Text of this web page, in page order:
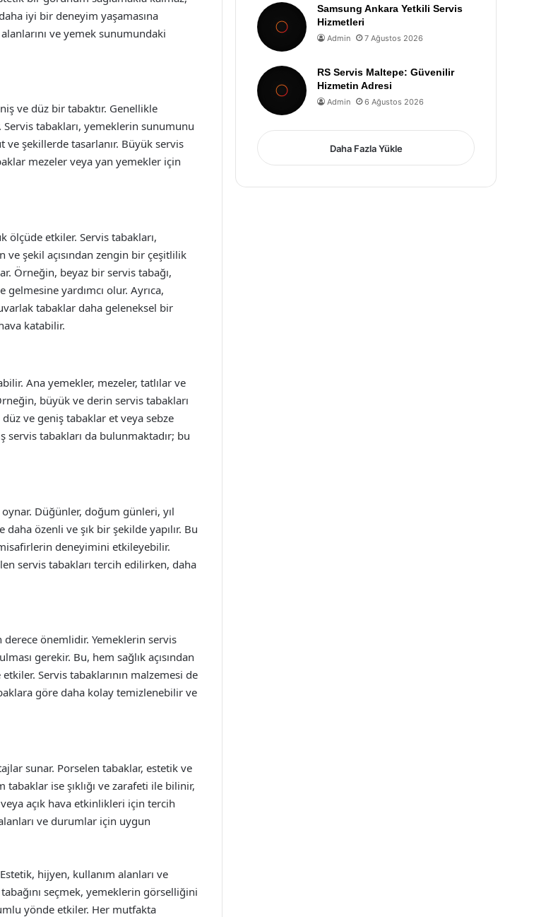
iyi bir deneyim yaşamasına
ve yemek sunumundaki
ve düz bir tabaktır. Genellikle
tabakları, yemeklerin sunumunu
şekillerde tasarlanır. Büyük servis
mezeler veya yan yemekler için
etkiler. Servis tabakları,
ve şekil açısından zengin bir çeşitlilik
Örneğin, beyaz bir servis tabağı,
yardımcı olur. Ayrıca,
tabaklar daha geleneksel bir
katabilir.
Ana yemekler, mezeler, tatlılar ve
büyük ve derin servis tabakları
ve geniş tabaklar et veya sebze
servis tabakları da bulunmaktadır; bu
Düğünler, doğum günleri, yıl
özenli ve şık bir şekilde yapılır. Bu
deneyimini etkileyebilir.
servis tabakları tercih edilirken, daha
derece önemlidir. Yemeklerin servis
gerekir. Bu, hem sağlık açısından
Servis tabaklarının malzemesi de
göre daha kolay temizlenebilir ve
sunar. Porselen tabaklar, estetik ve
tabaklar ise şıklığı ve zarafeti ile bilinir,
açık hava etkinlikleri için tercih
ve durumlar için uygun
hijyen, kullanım alanları ve
seçmek, yemeklerin görselliğini
yönde etkiler. Her mutfakta
Samsung Ankara Yetkili Servis
Hizmetleri
Admin 7 Ağustos 2026
RS Servis Maltepe: Güvenilir
Hizmetin Adresi
Admin 6 Ağustos 2026
Daha Fazla Yükle